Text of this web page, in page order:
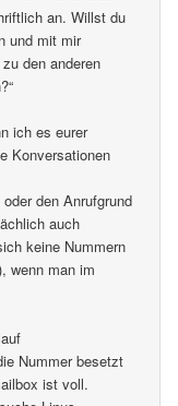
an. Willst du
und mit mir
den anderen
ich es eurer
Konversationen
den Anrufgrund
auch
keine Nummern
wenn man im
Nummer besetzt
ist voll.